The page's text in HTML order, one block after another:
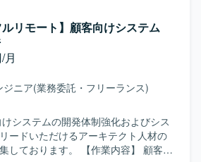
立ち上げ段階から参画し、アーキテ
の検討にも関わっていただきます。
画に基づき、段階的な機能移行や改
化を楽しみ
、チーム内外にポジティブな影響を
おります。技術的好奇心だけでなく
識し、失敗を恐れず挑戦し、その経
できる方にご活躍いただきたいと考
精神を大切にしながら、状況に応じ
揮してプロジェクトを前に進めてい
ルリモート】顧客向けシステム
月
ジニア(業務委託・フリーランス)
けシステムの開発体制強化およびシス
ードいただけるアーキテクト人材の
。 【作業内容】 顧客向